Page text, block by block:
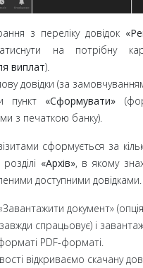
з переліку довідок
на потрібну
виплат).
довідки (за
пункт «Сформувати»
з печаткою банку).
сформується за
«Архів», в якому
доступними довідками.
документ»
спрацьовує) і
PDF-форматі.
відкриваємо скачану